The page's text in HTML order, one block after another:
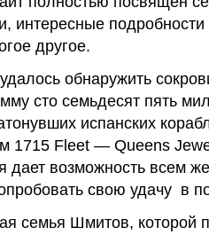
интересные
другое.
обнаружить
сто семьдесят пять
испанских
1715 Fleet — Queens
дает возможность всем
свою удачу в
семья Шмитов, которой